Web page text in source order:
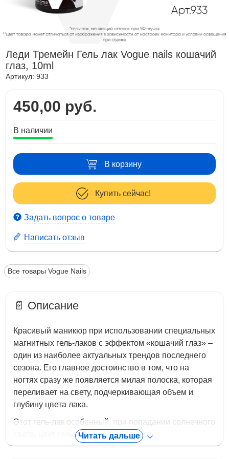
Леди Тремейн Гель лак Vogue nails кошачий
глаз, 10ml
Артикул:933
450,00 руб.
В наличии
В корзину
Купить сейчас!
Задать вопрос о товаре
Написать отзыв
Все товары Vogue Nails
📄 Описание
Красивый маникюр при использовании специальных
магнитных гель-лаков с эффектом «кошачий глаз» –
один из наиболее актуальных трендов последнего
сезона. Его главное достоинство в том, что на
ногтях сразу же появляется милая полоска, которая
переливает на свету, подчеркивающая объем и
глубину цвета лака.
Этот гель-лак особенный, при попадании солнечного
света, цвет гель-лака меняется.
Читать дальше